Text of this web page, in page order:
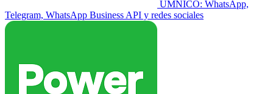
UMNICO: WhatsApp,
Telegram, WhatsApp Business API y redes sociales